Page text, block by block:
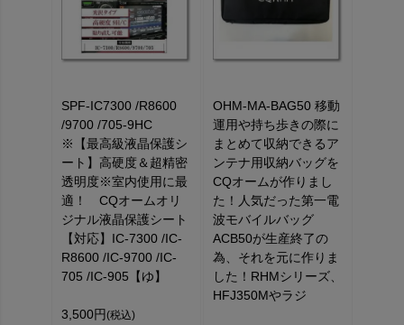
SPF-IC7300 /R8600
/9700 /705-9HC
※【最高級液晶保護シ
ート】高硬度＆超精密
透明度※室内使用に最
適！ CQオームオリ
ジナル液晶保護シート
【対応】IC-7300 /IC-
R8600 /IC-9700 /IC-
705 /IC-905【ゆ】
3,500円 (税込)
OHM-MA-BAG50 移動
運用や持ち歩きの際に
まとめて収納できるア
ンテナ用収納バッグを
CQオームが作りまし
た！人気だった第一電
波モバイルバッグ
ACB50が生産終了の
為、それを元に作りま
した！RHMシリーズ、
HFJ350Mやラジ